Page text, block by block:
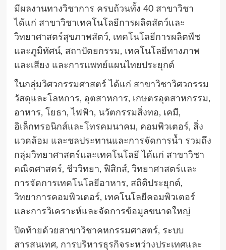
มีผลงานทางวิชาการ ครบถ้วนทั้ง 40 สาขาวิชา
ได้แก่ สาขาวิชาเทคโนโลยีการผลิตสัตว์และ
วิทยาศาสตร์สุขภาพสัตว์, เทคโนโลยีการผลิตพืช
และภูมิทัศน์, สถาปัตยกรรม, เทคโนโลยีทางภาพ
และเสียง และการแพทย์แผนไทยประยุกต์
ในกลุ่มวิศวกรรมศาสตร์ ได้แก่ สาขาวิชาวิศวกรรม
วัสดุและโลหการ, อุตสาหการ, เกษตรอุตสาหกรรม,
อาหาร, โยธา, ไฟฟ้า, นวัตกรรมสิ่งทอ, เคมี,
อิเล็กทรอนิกส์และโทรคมนาคม, คอมพิวเตอร์, สิ่ง
แวดล้อม และชลประทานและการจัดการน้ำ รวมถึง
กลุ่มวิทยาศาสตร์และเทคโนโลยี ได้แก่ สาขาวิชา
คณิตศาสตร์, ชีววิทยา, ฟิสิกส์, วิทยาศาสตร์และ
การจัดการเทคโนโลยีอาหาร, สถิติประยุกต์,
วิทยาการคอมพิวเตอร์, เทคโนโลยีคอมพิวเตอร์
และการวิเคราะห์และจัดการข้อมูลขนาดใหญ่
ปิดท้ายด้วยสาขาวิชาคหกรรมศาสตร์, ระบบ
สารสนเทศ, การบริหารธุรกิจระหว่างประเทศและ